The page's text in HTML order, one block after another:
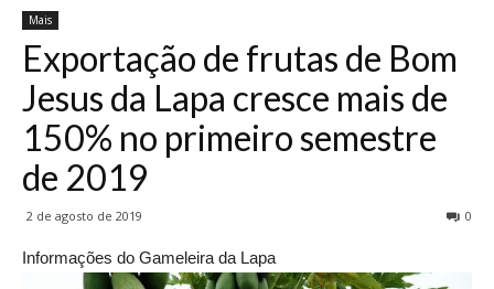
Mais
Exportação de frutas de Bom
Jesus da Lapa cresce mais de
150% no primeiro semestre
de 2019
2 de agosto de 2019 0
Informações do Gameleira da Lapa